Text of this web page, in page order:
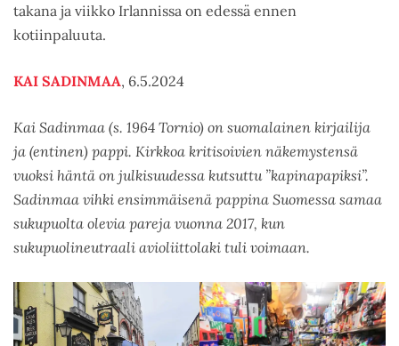
takana ja viikko Irlannissa on edessä ennen
kotiinpaluuta.
KAI SADINMAA, 6.5.2024
Kai Sadinmaa (s. 1964 Tornio) on suomalainen kirjailija
ja (entinen) pappi. Kirkkoa kritisoivien näkemystensä
vuoksi häntä on julkisuudessa kutsuttu ”kapinapapiksi”.
Sadinmaa vihki ensimmäisenä pappina Suomessa samaa
sukupuolta olevia pareja vuonna 2017, kun
sukupuolineutraali avioliittolaki tuli voimaan.